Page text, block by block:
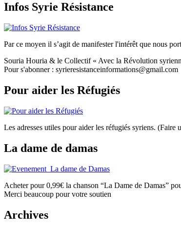
Infos Syrie Résistance
Par ce moyen il s’agit de manifester l'intérêt que nous
Souria Houria & le Collectif « Avec la Révolution
Pour s'abonner : syrieresistanceinformations@gmail.com
Pour aider les Réfugiés
Les adresses utiles pour aider les réfugiés syriens.
La dame de damas
Acheter pour 0,99€ la chanson “La Dame de Damas”
Merci beaucoup pour votre soutien
Archives